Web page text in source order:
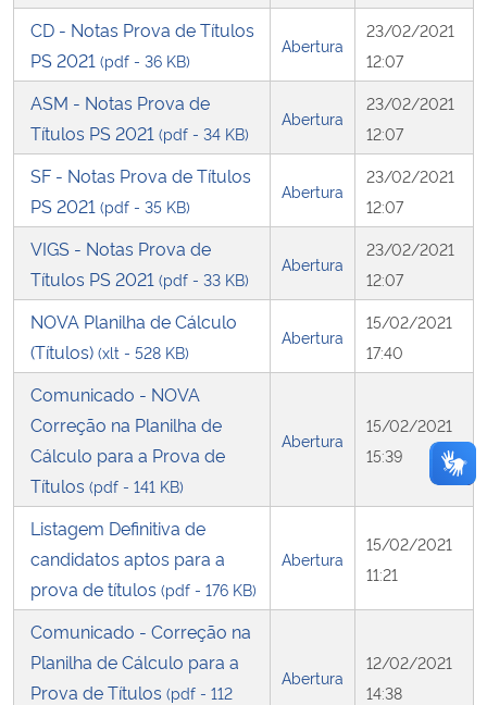
CD - Notas Prova de Títulos
PS 2021 (pdf - 36 KB)
Abertura
23/02/2021
12:07
ASM - Notas Prova de
Títulos PS 2021 (pdf - 34 KB)
Abertura
23/02/2021
12:07
SF - Notas Prova de Títulos
PS 2021 (pdf - 35 KB)
Abertura
23/02/2021
12:07
VIGS - Notas Prova de
Títulos PS 2021 (pdf - 33 KB)
Abertura
23/02/2021
12:07
NOVA Planilha de Cálculo
(Títulos) (xlt - 528 KB)
Abertura
15/02/2021
17:40
Comunicado - NOVA
Correção na Planilha de
Cálculo para a Prova de
Títulos (pdf - 141 KB)
Abertura
15/02/2021
15:39
Listagem Definitiva de
candidatos aptos para a
prova de títulos (pdf - 176 KB)
Abertura
15/02/2021
11:21
Comunicado - Correção na
Planilha de Cálculo para a
Prova de Títulos (pdf - 112
Abertura
12/02/2021
14:38